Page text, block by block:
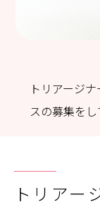
トリアージ
スの募集を
トリアー